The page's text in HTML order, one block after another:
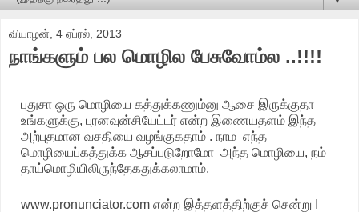
வியாழன், 4 ஏப்ரல், 2013
நாங்களும் பல மொழில பேசுவோம்ல ..!!!!
புதுசா ஒரு மொழியை கத்துக்கணும்னு ஆசை இருக்குதா
உங்களுக்கு, புரனவுன்சியேட்டர் என்ற இணையதளம் இந்த
அற்புதமான வசதியை வழங்குகதாம் . நாம எந்த
மொழியைப்கத்துக்க ஆசப்படுறோமோ அந்த மொழியை, நம்
தாய்மொழியிலிருந்தேகதுக்கலாமாம்.
www.pronunciator.com என்ற இத்தளத்திற்குச் சென்று I